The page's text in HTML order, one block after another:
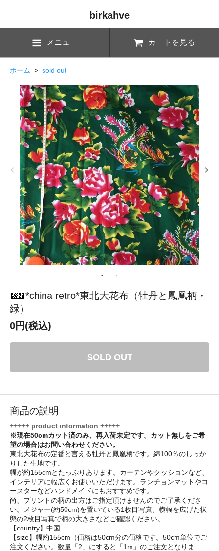
birkahve
メニュー カートを見る
ホーム > sold out
*china retro*東北大花布（牡丹と鳳凰柄・
緑）
0円(税込)
SOLD OUT
商品の説明
+++++ product information +++++
※現在50cmカット済のみ、再入荷未定です。カット無しをご希
望の場合はお問い合わせください。
東北大花布の定番と言える牡丹と鳳凰柄です。綿100％のしっか
りした生地です。
幅が約155cmとたっぷりあります。カーテンやクッションなど、
インテリアに幅広くお使いいただけます。ランチョンマットやコ
ースターなどハンドメイドにもおすすめです。
尚、プリントの柄の出方はご指定頂けませんのでご了承くださ
い。メジャー(約50cm)を置いている1枚目写真、横幅を広げた状
態の2枚目写真で柄の大きさなどご確認ください。
【country】中国
【size】幅約155cm（価格は50cm分の価格です。50cm単位でご
注文ください。数量「2」にすると「1m」のご注文となりま